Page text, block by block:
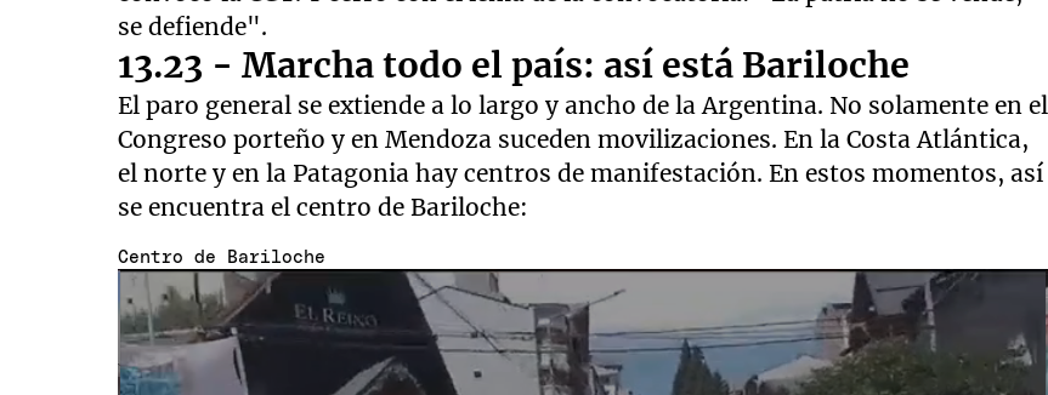
se defiende".
13.23 - Marcha todo el país: así está Bariloche
El paro general se extiende a lo largo y ancho de la Argentina. No solamente en el
Congreso porteño y en Mendoza suceden movilizaciones. En la Costa Atlántica,
el norte y en la Patagonia hay centros de manifestación. En estos momentos, así
se encuentra el centro de Bariloche:
Centro de Bariloche